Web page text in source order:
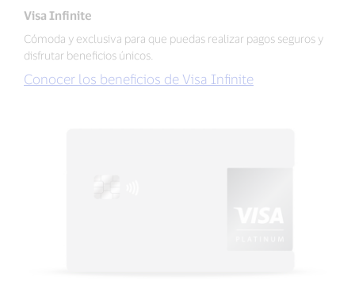
Visa Infinite
Cómoda y exclusiva para que puedas realizar pagos seguros y
disfrutar beneficios únicos.
Conocer los beneficios de Visa Infinite